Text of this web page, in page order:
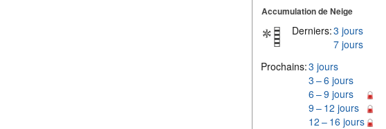
Accumulation de Neige
Derniers:3 jours
7 jours
Prochains:3 jours
3 – 6 jours
6 – 9 jours
9 – 12 jours
12 – 16 jours